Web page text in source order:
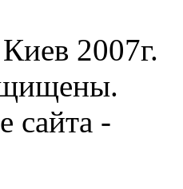
2007г.
сайта -